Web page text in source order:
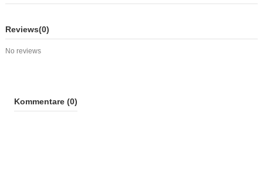
Reviews(0)
No reviews
Kommentare (0)